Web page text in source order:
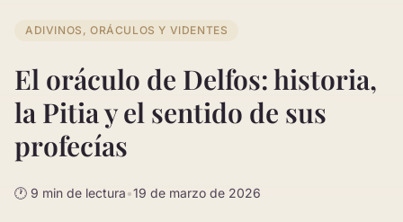
ADIVINOS, ORÁCULOS Y VIDENTES
El oráculo de Delfos: historia,
la Pitia y el sentido de sus
profecías
🕐 9 min de lectura•19 de marzo de 2026